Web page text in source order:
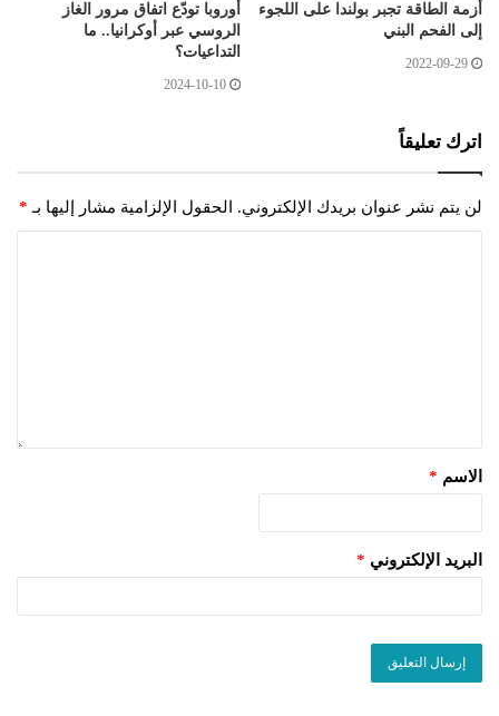
أزمة الطاقة تجبر بولندا على اللجوء
إلى الفحم البني
2022-09-29
أوروبا تودّع اتفاق مرور الغاز
الروسي عبر أوكرانيا.. ما
التداعيات؟
2024-10-10
اترك تعليقاً
لن يتم نشر عنوان بريدك الإلكتروني. الحقول الإلزامية مشار إليها بـ *
الاسم *
البريد الإلكتروني *